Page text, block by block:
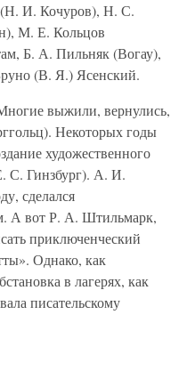
И. Кочуров), Н. С.
М. Е. Кольцов
Б. А. Пильняк (Вогау),
(В. Я.) Ясенский.
выжили, вернулись,
Некоторых годы
художественного
С. Гинзбург). А. И.
сделался
А вот Р. А. Штильмарк,
приключенческий
Однако, как
в лагерях, как
писательскому